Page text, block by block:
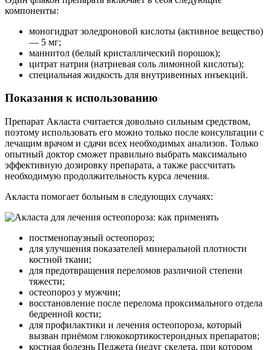
компоненты:
моногидрат золедроновой кислоты (активное вещество)
— 5 мг;
маннитол (белый кристаллический порошок);
цитрат натрия (натриевая соль лимонной кислоты);
специальная жидкость для внутривенных инъекций.
Показания к использованию
Препарат Акласта считается довольно сильным средством,
поэтому использовать его можно только после консультации с
лечащим врачом и сдачи всех необходимых анализов. Только
опытный доктор сможет правильно выбрать максимально
эффективную дозировку препарата, а также рассчитать
необходимую продолжительность курса лечения.
Акласта помогает больным в следующих случаях:
постменопаузный остеопороз;
для улучшения показателей минеральной плотности
костной ткани;
для предотвращения переломов различной степени
тяжести;
остеопороз у мужчин;
восстановление после перелома проксимального отдела
бедренной кости;
для профилактики и лечения остеопороза, который
вызван приёмом глюкокортикостероидных препаратов;
костная болезнь Педжета (недуг скелета, при котором